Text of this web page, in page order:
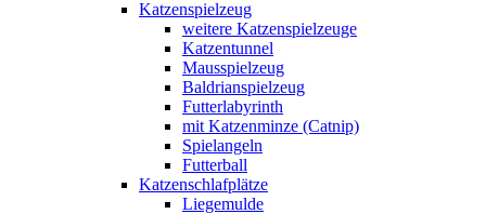
Katzenspielzeug
weitere Katzenspielzeuge
Katzentunnel
Mausspielzeug
Baldrianspielzeug
Futterlabyrinth
mit Katzenminze (Catnip)
Spielangeln
Futterball
Katzenschlafplätze
Liegemulde